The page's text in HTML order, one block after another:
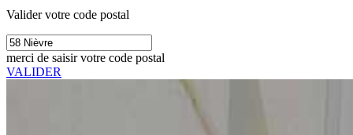
Valider votre code postal
merci de saisir votre code postal
VALIDER